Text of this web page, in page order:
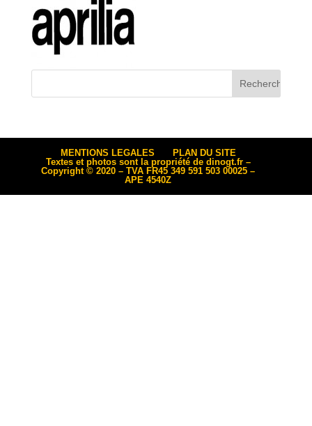
MENTIONS LEGALES
PLAN DU SITE
Textes et photos sont la propriété de dinogt.fr –
Copyright © 2020 – TVA FR45 349 591 503 00025 –
APE 4540Z